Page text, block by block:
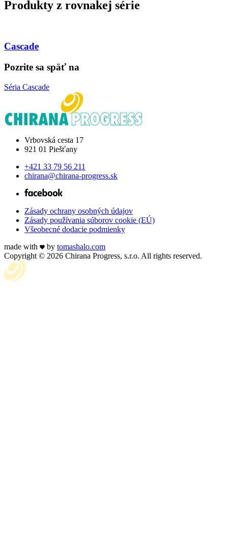
Produkty z rovnakej série
Cascade
Pozrite sa späť na
Séria Cascade
Vrbovská cesta 17
921 01 Piešťany
+421 33 79 56 211
chirana@chirana-progress.sk
Zásady ochrany osobných údajov
Zásady používania súborov cookie (EÚ)
Všeobecné dodacie podmienky
made with
by tomashalo.com
Copyright © 2026 Chirana Progress, s.r.o. All rights reserved.